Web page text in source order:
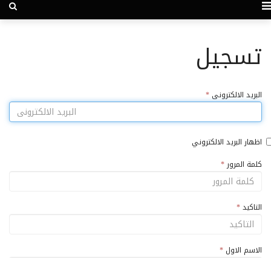
تسجيل
البريد الالكترونى *
اظهار البريد الالكتروني
كلمة المرور *
التاكيد*
الاسم الاول *